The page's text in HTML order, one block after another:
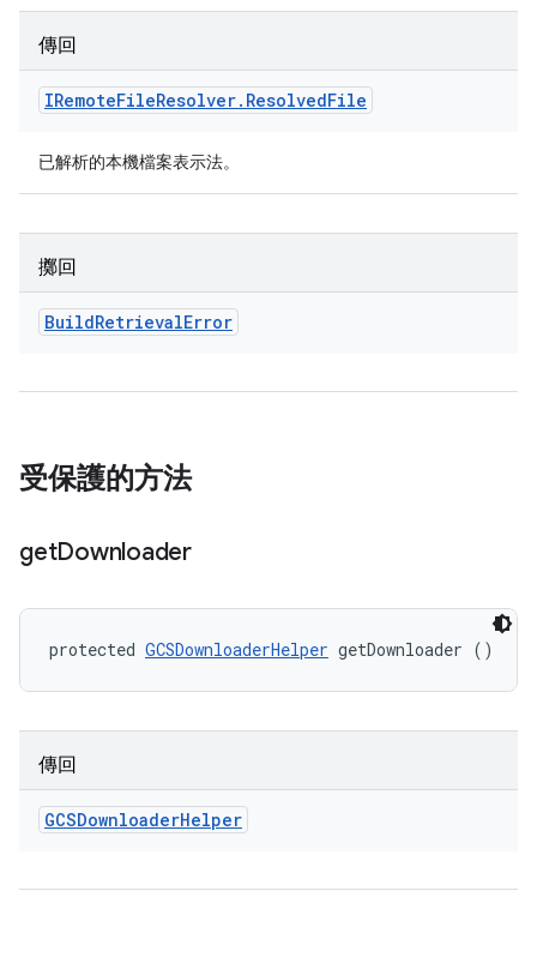
傳回
IRemoteFileResolver. ResolvedFile
已解析的本機檔案表示法。
擲回
BuildRetrievalError
受保護的方法
getDownloader
protected GCSDownloaderHelper getDownloader ()
傳回
GCSDownloaderHelper